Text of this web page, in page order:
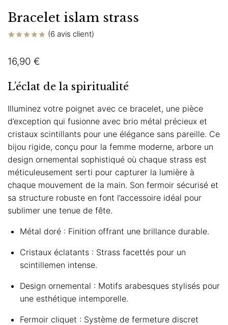
Bracelet islam strass
sur
notations
(6 avis client)
16,90 €
L’éclat de la spiritualité
Illuminez votre poignet avec ce bracelet, une pièce
d’exception qui fusionne avec brio métal précieux et
cristaux scintillants pour une élégance sans pareille. Ce
bijou rigide, conçu pour la femme moderne, arbore un
design ornemental sophistiqué où chaque strass est
méticuleusement serti pour capturer la lumière à
chaque mouvement de la main. Son fermoir sécurisé et
sa structure robuste en font l’accessoire idéal pour
sublimer une tenue de fête.
Métal doré : Finition offrant une brillance durable.
Cristaux éclatants : Strass facettés pour un
scintillemen intense.
Design ornemental : Motifs arabesques stylisés pour
une esthétique intemporelle.
Fermoir cliquet : Système de fermeture discret